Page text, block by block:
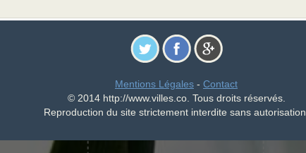
Mentions Légales - Contact
© 2014 http://www.villes.co. Tous droits réservés.
Reproduction du site strictement interdite sans autorisation.